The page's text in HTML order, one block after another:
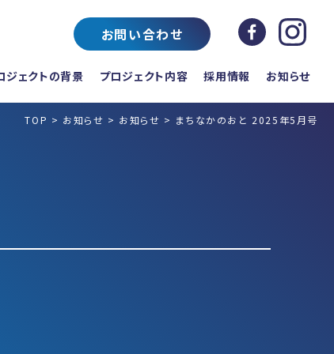
お問い合わせ
ジェクトの背景 プロジェクト内容 採用情報 お知らせ
TOP > お知らせ > お知らせ > まちなかのおと 2025年5月号